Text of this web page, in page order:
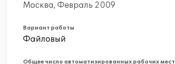
Москва, Февраль 2009
Вариант работы
Файловый
Общее число автоматизированных рабочих мест